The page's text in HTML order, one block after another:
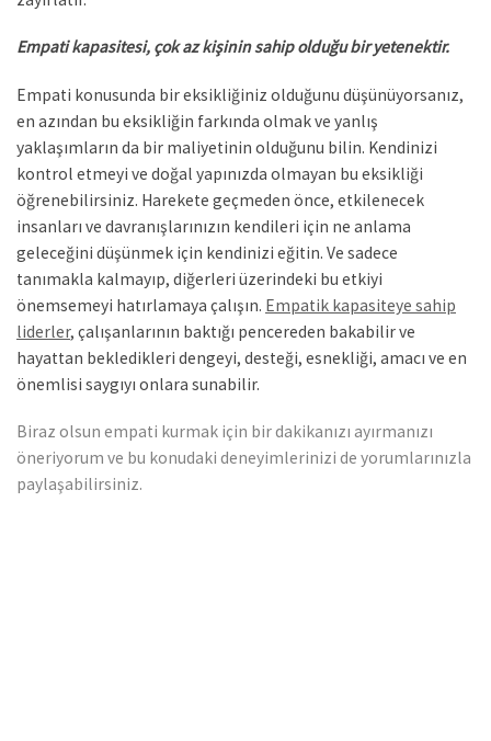
Empati kapasitesi, çok az kişinin sahip olduğu bir yetenektir.
Empati konusunda bir eksikliğiniz olduğunu düşünüyorsanız,
en azından bu eksikliğin farkında olmak ve yanlış
yaklaşımların da bir maliyetinin olduğunu bilin. Kendinizi
kontrol etmeyi ve doğal yapınızda olmayan bu eksikliği
öğrenebilirsiniz. Harekete geçmeden önce, etkilenecek
insanları ve davranışlarınızın kendileri için ne anlama
geleceğini düşünmek için kendinizi eğitin. Ve sadece
tanımakla kalmayıp, diğerleri üzerindeki bu etkiyi
önemsemeyi hatırlamaya çalışın. Empatik kapasiteye sahip
liderler, çalışanlarının baktığı pencereden bakabilir ve
hayattan bekledikleri dengeyi, desteği, esnekliği, amacı ve en
önemlisi saygıyı onlara sunabilir.
Biraz olsun empati kurmak için bir dakikanızı ayırmanızı
öneriyorum ve bu konudaki deneyimlerinizi de yorumlarınızla
paylaşabilirsiniz.